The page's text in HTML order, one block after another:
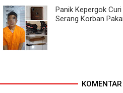
Panik Kepergok
Serang Korban